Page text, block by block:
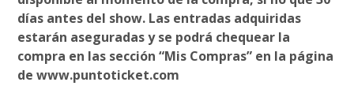
días antes del show. Las entradas adquiridas
estarán aseguradas y se podrá chequear la
compra en las sección “Mis Compras” en la página
de www.puntoticket.com